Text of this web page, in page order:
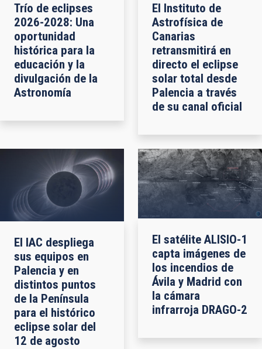
Trío de eclipses
2026-2028: Una
oportunidad
histórica para la
educación y la
divulgación de la
Astronomía
El Instituto de
Astrofísica de
Canarias
retransmitirá en
directo el eclipse
solar total desde
Palencia a través
de su canal oficial
El IAC despliega
sus equipos en
Palencia y en
distintos puntos
de la Península
para el histórico
eclipse solar del
12 de agosto
El satélite ALISIO-1
capta imágenes de
los incendios de
Ávila y Madrid con
la cámara
infrarroja DRAGO-2